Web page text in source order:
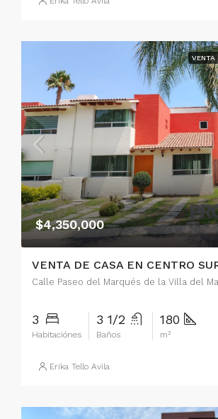
VENTA
$4,350,000
3
Habitaciónes
3 1/2
Baños
180
m²
Erika Tello Avila